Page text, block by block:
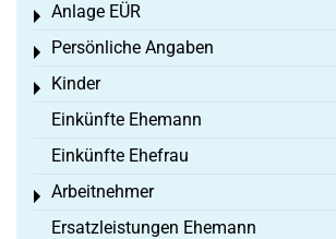
Anlage EÜR
Toggle menu
Persönliche Angaben
Toggle menu
Kinder
Toggle menu
Einkünfte Ehemann
Einkünfte Ehefrau
Arbeitnehmer
Toggle menu
Ersatzleistungen Ehemann